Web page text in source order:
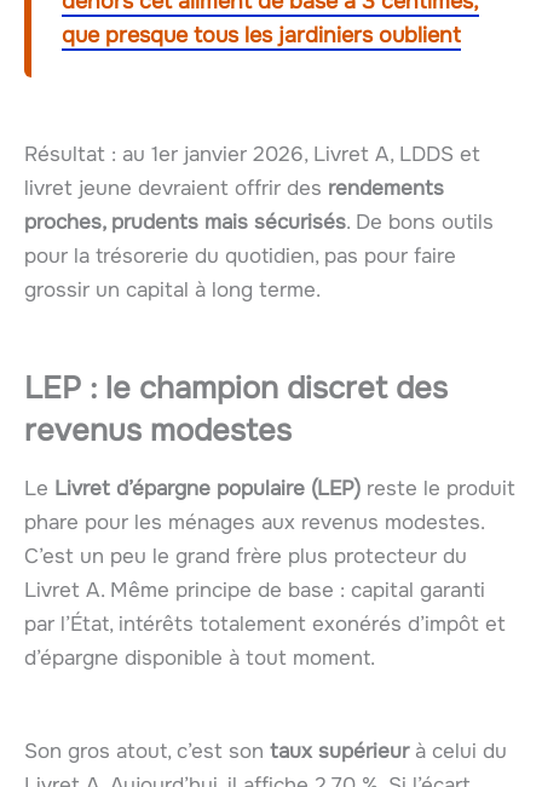
que presque tous les jardiniers oublient
Résultat : au 1er janvier 2026, Livret A, LDDS et
livret jeune devraient offrir des rendements
proches, prudents mais sécurisés. De bons outils
pour la trésorerie du quotidien, pas pour faire
grossir un capital à long terme.
LEP : le champion discret des
revenus modestes
Le Livret d’épargne populaire (LEP) reste le produit
phare pour les ménages aux revenus modestes.
C’est un peu le grand frère plus protecteur du
Livret A. Même principe de base : capital garanti
par l’État, intérêts totalement exonérés d’impôt et
d’épargne disponible à tout moment.
Son gros atout, c’est son taux supérieurà celui du